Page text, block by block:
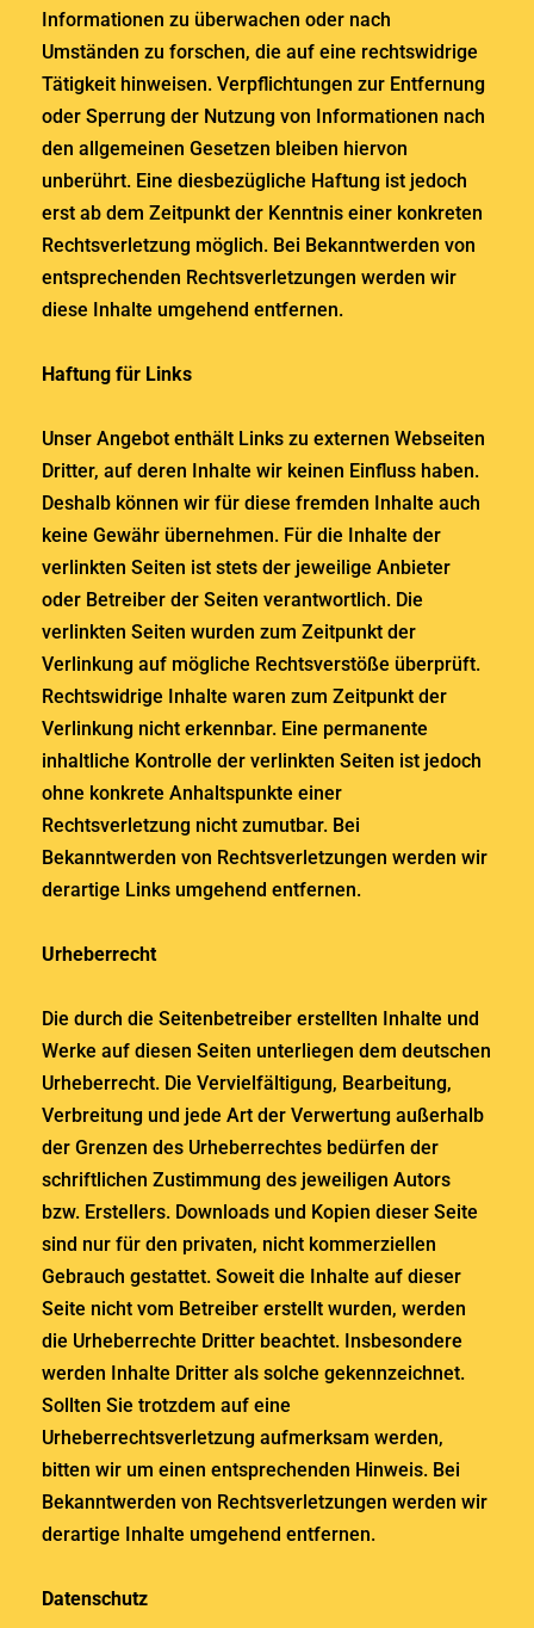
Informationen zu überwachen oder nach
Umständen zu forschen, die auf eine rechtswidrige
Tätigkeit hinweisen. Verpflichtungen zur Entfernung
oder Sperrung der Nutzung von Informationen nach
den allgemeinen Gesetzen bleiben hiervon
unberührt. Eine diesbezügliche Haftung ist jedoch
erst ab dem Zeitpunkt der Kenntnis einer konkreten
Rechtsverletzung möglich. Bei Bekanntwerden von
entsprechenden Rechtsverletzungen werden wir
diese Inhalte umgehend entfernen.
Haftung für Links
Unser Angebot enthält Links zu externen Webseiten
Dritter, auf deren Inhalte wir keinen Einfluss haben.
Deshalb können wir für diese fremden Inhalte auch
keine Gewähr übernehmen. Für die Inhalte der
verlinkten Seiten ist stets der jeweilige Anbieter
oder Betreiber der Seiten verantwortlich. Die
verlinkten Seiten wurden zum Zeitpunkt der
Verlinkung auf mögliche Rechtsverstöße überprüft.
Rechtswidrige Inhalte waren zum Zeitpunkt der
Verlinkung nicht erkennbar. Eine permanente
inhaltliche Kontrolle der verlinkten Seiten ist jedoch
ohne konkrete Anhaltspunkte einer
Rechtsverletzung nicht zumutbar. Bei
Bekanntwerden von Rechtsverletzungen werden wir
derartige Links umgehend entfernen.
Urheberrecht
Die durch die Seitenbetreiber erstellten Inhalte und
Werke auf diesen Seiten unterliegen dem deutschen
Urheberrecht. Die Vervielfältigung, Bearbeitung,
Verbreitung und jede Art der Verwertung außerhalb
der Grenzen des Urheberrechtes bedürfen der
schriftlichen Zustimmung des jeweiligen Autors
bzw. Erstellers. Downloads und Kopien dieser Seite
sind nur für den privaten, nicht kommerziellen
Gebrauch gestattet. Soweit die Inhalte auf dieser
Seite nicht vom Betreiber erstellt wurden, werden
die Urheberrechte Dritter beachtet. Insbesondere
werden Inhalte Dritter als solche gekennzeichnet.
Sollten Sie trotzdem auf eine
Urheberrechtsverletzung aufmerksam werden,
bitten wir um einen entsprechenden Hinweis. Bei
Bekanntwerden von Rechtsverletzungen werden wir
derartige Inhalte umgehend entfernen.
Datenschutz